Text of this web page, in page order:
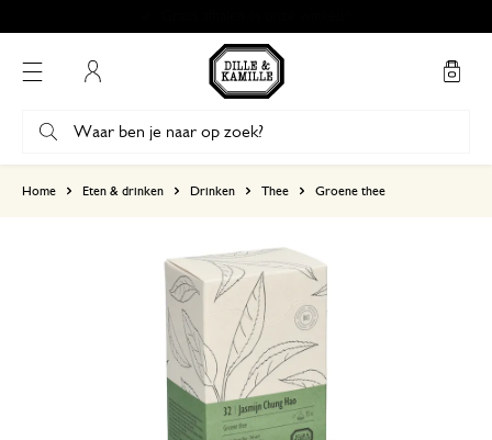
Home Eten & drinken Drinken Thee Groene thee